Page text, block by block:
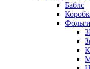
Баблс